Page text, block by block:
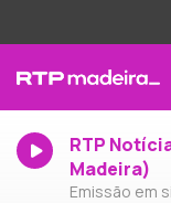
RTP
Madeira)
Emissão em